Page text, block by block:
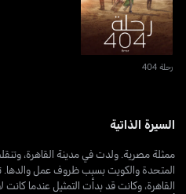
رحلة 404
السيرة الذاتية
ممثلة مصرية. ولدت في مدينة القاهرة،
المتحدة والكويت بسبب ظروف عمل والدها.
القاهرة، وكانت قد بدأت التمثيل عندما